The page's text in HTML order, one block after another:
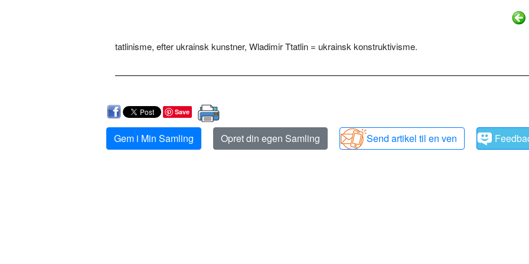
tatlinisme, efter ukrainsk kunstner, Wladimir Ttatlin = ukrainsk konstruktivisme.
Save
Gem i Min Samling Opret din egen Samling Send artikel til en ven